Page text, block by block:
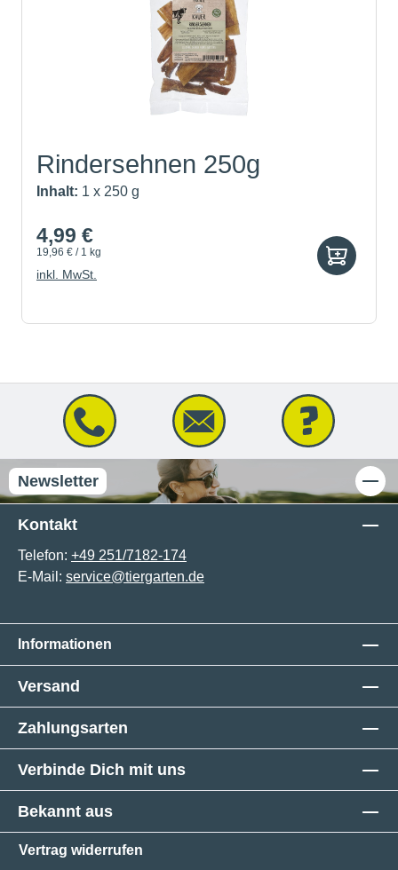
Rindersehnen 250g
Inhalt: 1 x 250 g
4,99 €
19,96 € / 1 kg
inkl. MwSt.
Newsletter
Kontakt
Telefon: +49 251/7182-174
E-Mail: service@tiergarten.de
Informationen
Versand
Zahlungsarten
Verbinde Dich mit uns
Bekannt aus
Vertrag widerrufen